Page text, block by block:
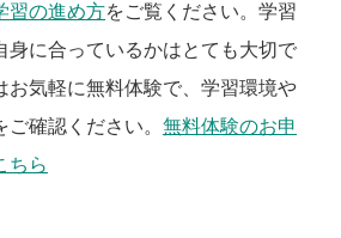
習の進め方をご覧ください。学習
身に合っているかはとても大切で
お気軽に無料体験で、学習環境や
ご確認ください。 無料体験のお申
ちら